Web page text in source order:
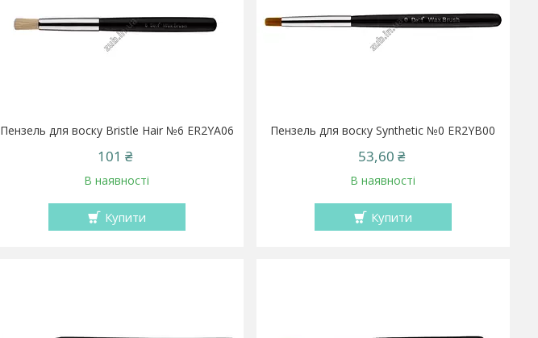
Пензель для воску Bristle Hair №6 ER2YA06
101 ₴
В наявності
Купити
Пензель для воску Synthetic №0 ER2YB00
53,60 ₴
В наявності
Купити